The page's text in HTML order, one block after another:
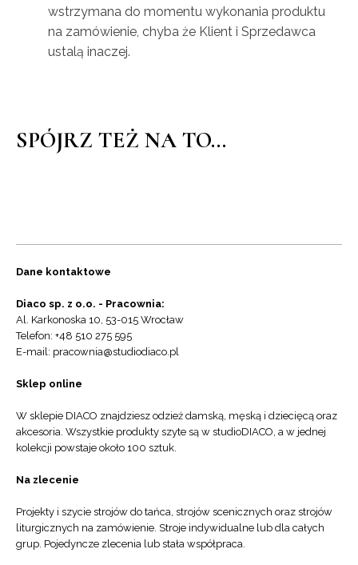
wstrzymana do momentu wykonania produktu
na zamówienie, chyba że Klient i Sprzedawca
ustalą inaczej.
SPÓJRZ TEŻ NA TO...
Dane kontaktowe
Diaco sp. z o.o. - Pracownia:
Al. Karkonoska 10, 53-015 Wrocław
Telefon: +48 510 275 595
E-mail: pracownia@studiodiaco.pl
Sklep online
W sklepie DIACO znajdziesz odzież damską, męską i dziecięcą oraz
akcesoria. Wszystkie produkty szyte są w studioDIACO, a w jednej
kolekcji powstaje około 100 sztuk.
Na zlecenie
Projekty i szycie strojów do tańca, strojów scenicznych oraz strojów
liturgicznych na zamówienie. Stroje indywidualne lub dla całych
grup. Pojedyncze zlecenia lub stała współpraca.